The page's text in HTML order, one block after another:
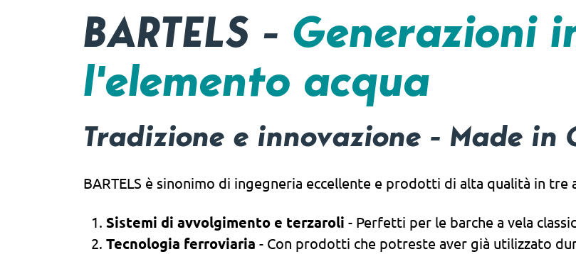
BARTELS - Generazioni
l'elemento acqua
Tradizione e innovazione - Made in
BARTELS è sinonimo di ingegneria eccellente e prodotti di alta qualità in tre
Sistemi di avvolgimento e terzaroli - Perfetti per le barche a vela
Tecnologia ferroviaria - Con prodotti che potreste aver già utilizzato